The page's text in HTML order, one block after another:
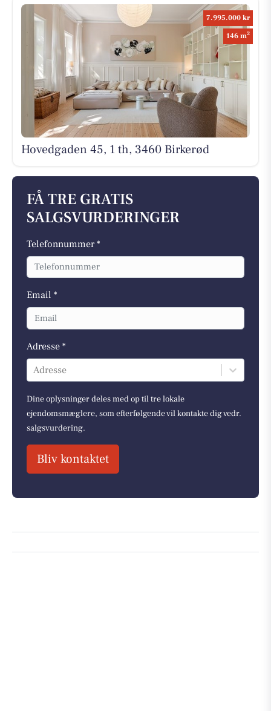
7.995.000 kr
146 m2
Hovedgaden 45, 1 th, 3460 Birkerød
FÅ TRE GRATIS
SALGSVURDERINGER
Telefonnummer *
Email *
Adresse *
Adresse
Dine oplysninger deles med op til tre lokale
ejendomsmæglere, som efterfølgende vil kontakte dig vedr.
salgsvurdering.
Bliv kontaktet